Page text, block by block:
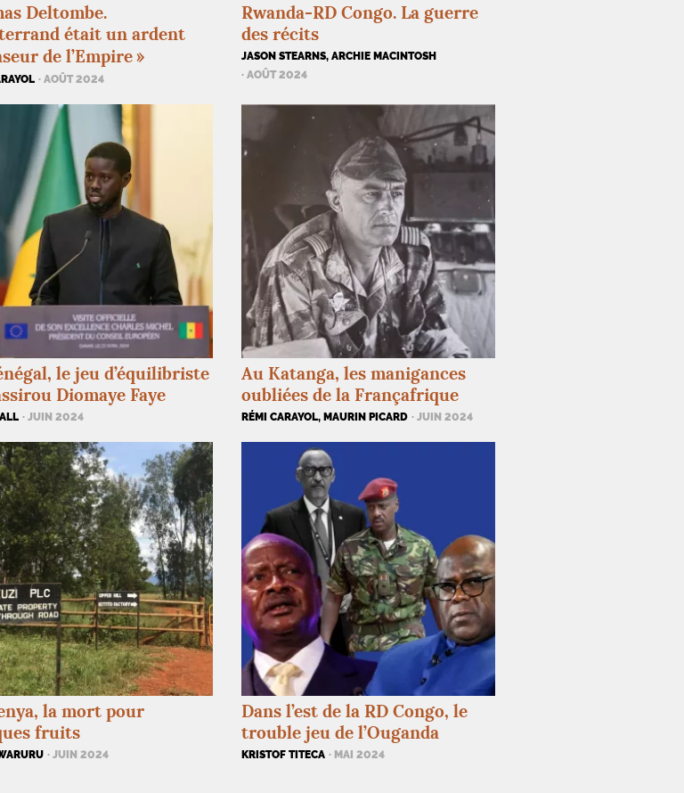
Deltombe.
était un ardent
de l’Empire »
· AOÛT 2024
Rwanda-RDCongo. La guerre
des récits
JASON STEARNS, ARCHIE MACINTOSH
· AOÛT 2024
le jeu d’équilibriste
Diomaye Faye
· JUIN 2024
Au Katanga, les manigances
oubliées de la Françafrique
RÉMI CARAYOL, MAURIN PICARD · JUIN 2024
la mort pour
fruits
· JUIN 2024
Dans l’est de la RDCongo, le
trouble jeu de l’Ouganda
KRISTOF TITECA · MAI 2024